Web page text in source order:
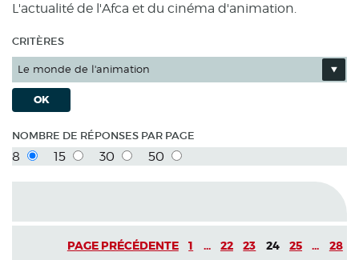
L'actualité de l'Afca et du cinéma d'animation.
CRITÈRES
Le monde de l'animation
OK
NOMBRE DE RÉPONSES PAR PAGE
8 15 30 50
PAGE PRÉCÉDENTE 1 ... 22 23 24 25 ...
28